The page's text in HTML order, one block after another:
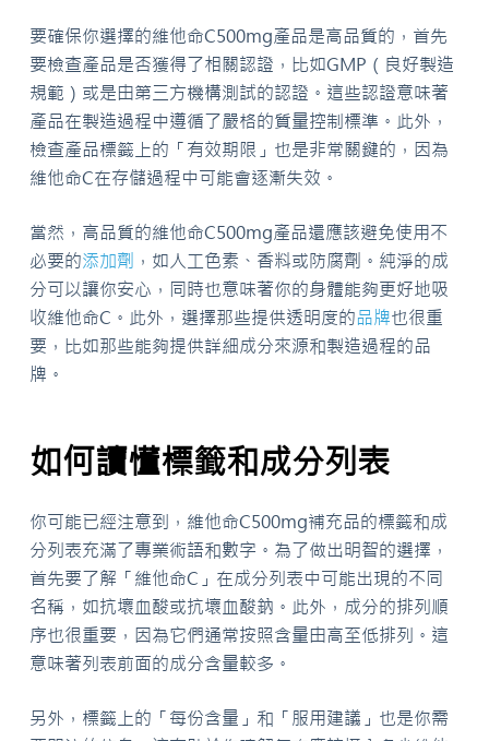
要確保你選擇的維他命C500mg產品是高品質的，首先
要檢查產品是否獲得了相關認證，比如GMP（良好製造
規範）或是由第三方機構測試的認證。這些認證意味著
產品在製造過程中遵循了嚴格的質量控制標準。此外，
檢查產品標籤上的「有效期限」也是非常關鍵的，因為
維他命C在存儲過程中可能會逐漸失效。
當然，高品質的維他命C500mg產品還應該避免使用不
必要的添加劑 ，如人工色素、香料或防腐劑。純淨的成
分可以讓你安心，同時也意味著你的身體能夠更好地吸
收維他命C。此外，選擇那些提供透明度的品牌也很重
要，比如那些能夠提供詳細成分來源和製造過程的品
牌。
如何讀懂標籤和成分列表
你可能已經注意到，維他命C500mg補充品的標籤和成
分列表充滿了專業術語和數字。為了做出明智的選擇，
首先要了解「維他命C」在成分列表中可能出現的不同
名稱，如抗壞血酸或抗壞血酸鈉。此外，成分的排列順
序也很重要，因為它們通常按照含量由高至低排列。這
意味著列表前面的成分含量較多。
另外，標籤上的「每份含量」和「服用建議」也是你需